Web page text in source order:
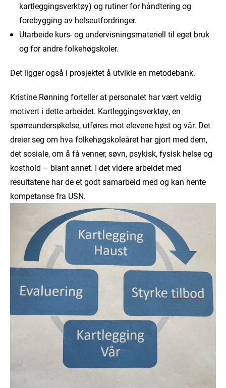
kartleggingsverktøy) og rutiner for håndtering og
forebygging av helseutfordringer.
Utarbeide kurs- og undervisningsmateriell til eget bruk
og for andre folkehøgskoler.
Det ligger også i prosjektet å utvikle en metodebank.
Kristine Rønning forteller at personalet har vært veldig
motivert i dette arbeidet. Kartleggingsverktøy, en
spørreundersøkelse, utføres mot elevene høst og vår. Det
dreier seg om hva folkehøgskoleåret har gjort med dem,
det sosiale, om å få venner, søvn, psykisk, fysisk helse og
kosthold – blant annet. I det videre arbeidet med
resultatene har de et godt samarbeid med og kan hente
kompetanse fra USN.